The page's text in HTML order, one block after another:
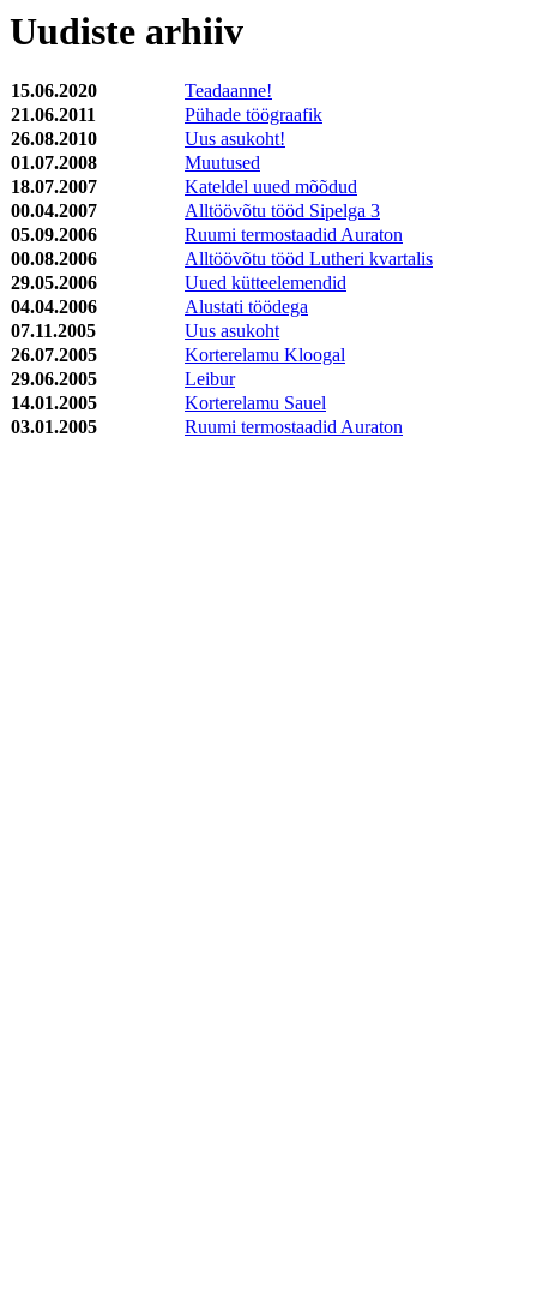
Uudiste arhiiv
15.06.2020
Teadaanne!
21.06.2011
Pühade töögraafik
26.08.2010
Uus asukoht!
01.07.2008
Muutused
18.07.2007
Kateldel uued mõõdud
00.04.2007
Alltöövõtu tööd Sipelga 3
05.09.2006
Ruumi termostaadid Auraton
00.08.2006
Alltöövõtu tööd Lutheri kvartalis
29.05.2006
Uued kütteelemendid
04.04.2006
Alustati töödega
07.11.2005
Uus asukoht
26.07.2005
Korterelamu Kloogal
29.06.2005
Leibur
14.01.2005
Korterelamu Sauel
03.01.2005
Ruumi termostaadid Auraton